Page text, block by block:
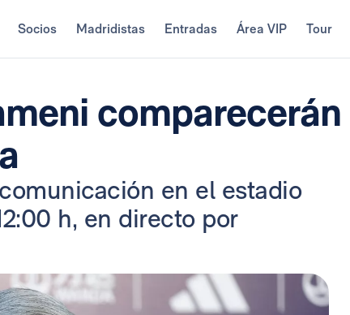
Socios Madridistas Entradas Área VIP Tour
comparecerán
en el estadio
h, en directo por